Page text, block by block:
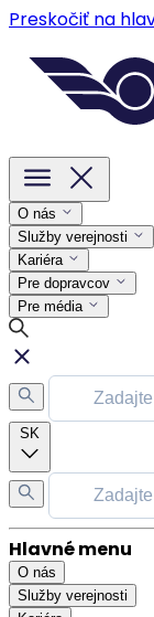
Preskočiť na
O nás
Služby verejnosti
Kariéra
Pre dopravcov
Pre média
SK
Hlavné menu
O nás
Služby verejnosti